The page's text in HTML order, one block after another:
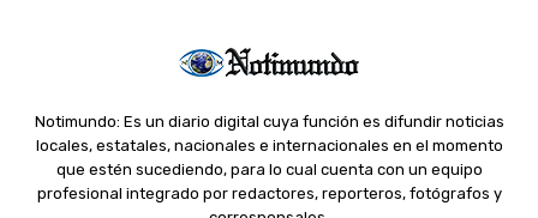
Notimundo: Es un diario digital cuya función es difundir noticias
locales, estatales, nacionales e internacionales en el momento
que estén sucediendo, para lo cual cuenta con un equipo
profesional integrado por redactores, reporteros, fotógrafos y